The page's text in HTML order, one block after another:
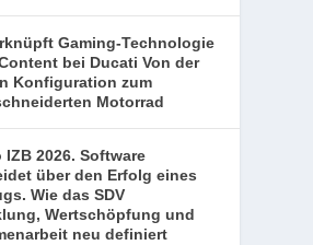
Gaming-Technologie
bei Ducati Von der
Konfiguration zum
Motorrad
IZB 2026. Software
über den Erfolg eines
Wie das SDV
Wertschöpfung und
neu definiert